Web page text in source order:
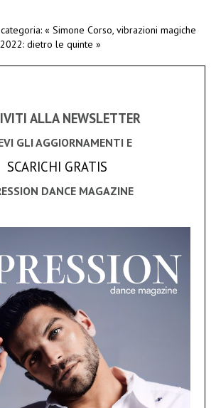
« Simone Corso, vibrazioni magiche
dietro le quinte »
ALLA NEWSLETTER
GLI AGGIORNAMENTI E
SCARICHI GRATIS
DANCE MAGAZINE